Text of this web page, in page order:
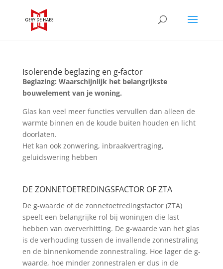
Isolerende beglazing en g-factor
Beglazing: Waarschijnlijk het belangrijkste
bouwelement van je woning.
Glas kan veel meer functies vervullen dan alleen de
warmte binnen en de koude buiten houden en licht
doorlaten.
Het kan ook zonwering, inbraakvertraging,
geluidswering hebben
DE ZONNETOETREDINGSFACTOR OF ZTA
De g-waarde of de zonnetoetredingsfactor (ZTA)
speelt een belangrijke rol bij woningen die last
hebben van oververhitting. De g-waarde van het glas
is de verhouding tussen de invallende zonnestraling
en de binnenkomende zonnestraling. Hoe lager de g-
waarde, hoe minder zonnestralen er dus in de